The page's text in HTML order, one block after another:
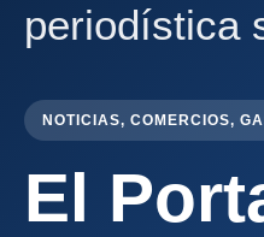
periodística
NOTICIAS, COMERCIOS,
El